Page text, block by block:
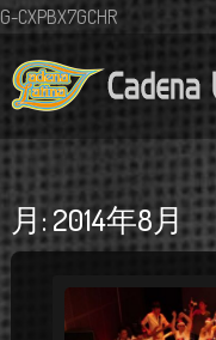
G-CXPBX7GCHR
月:2014年8月